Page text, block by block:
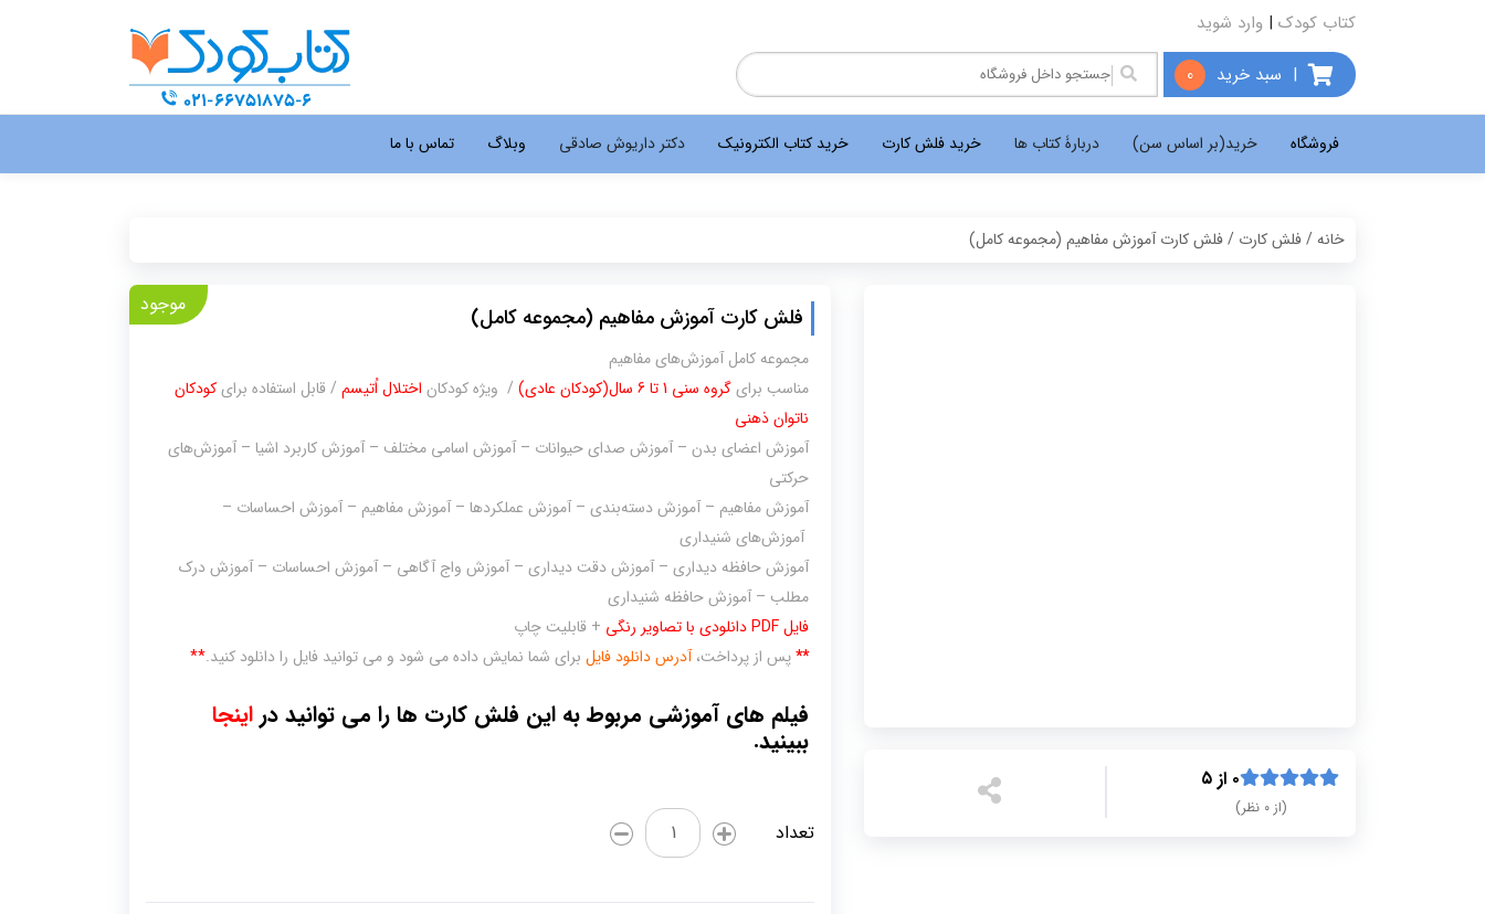
کتاب کودک | وارد شوید
| سبد خرید 0
فروشگاه خرید(بر اساس سن) دربارۀ کتاب ها خرید فلش کارت خرید کتاب الکترونیک دکتر داریوش صادقی وبلاگ تماس با ما
خانه/فلش کارت / فلش کارت آموزش مفاهیم (مجموعه کامل)
۰ از ۵
(از ۰ نظر)
فلش کارت آموزش مفاهیم (مجموعه کامل) موجود
مجموعه کامل آموزش‌های مفاهیم
مناسب برایگروه سنی 1 تا 6 سال(کودکان عادی) / ویژه کودکان اختلال اُتیسم / قابل استفاده برایکودکان
ناتوان ذهنی
آموزش اعضای بدن – آموزش صدای حیوانات – آموزش اسامی مختلف – آموزش کاربرد اشیا – آموزش‌های
حرکتی
آموزش مفاهیم – آموزش دسته‌بندی – آموزش عملکردها – آموزش مفاهیم – آموزش احساسات –
آموزش‌های شنیداری
آموزش حافظه دیداری – آموزش دقت دیداری – آموزش واج آگاهی – آموزش احساسات – آموزش درک
مطلب – آموزش حافظه شنیداری
فایل PDF دانلودی با تصاویر رنگی
+ قابلیت چاپ
**پس از پرداخت،آدرس دانلود فایل برای شما نمایش داده می شود و می توانید فایل را دانلود کنید.**
فیلم های آموزشی مربوط به این فلش کارت ها را می توانید در اینجا
ببینید.
تعداد
فلش
کارت
مفاهیم